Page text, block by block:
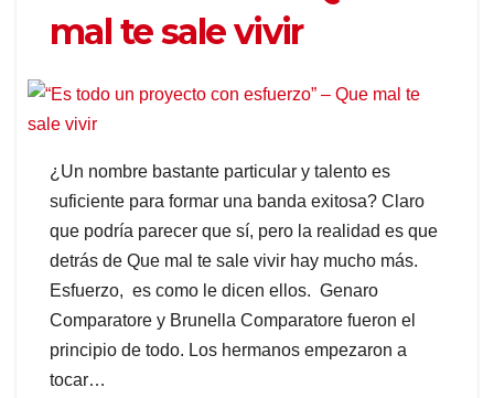
mal te sale vivir
¿Un nombre bastante particular y talento es
suficiente para formar una banda exitosa? Claro
que podría parecer que sí, pero la realidad es que
detrás de Que mal te sale vivir hay mucho más.
Esfuerzo, es como le dicen ellos. Genaro
Comparatore y Brunella Comparatore fueron el
principio de todo. Los hermanos empezaron a
tocar…